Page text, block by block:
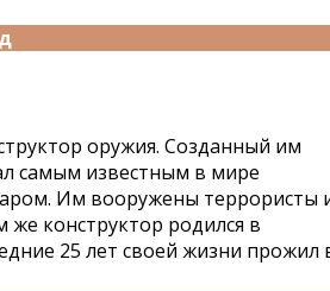
оружия. Созданный им
самым известным в мире
Им вооружены террористы
же конструктор родился в
25 лет своей жизни прожил